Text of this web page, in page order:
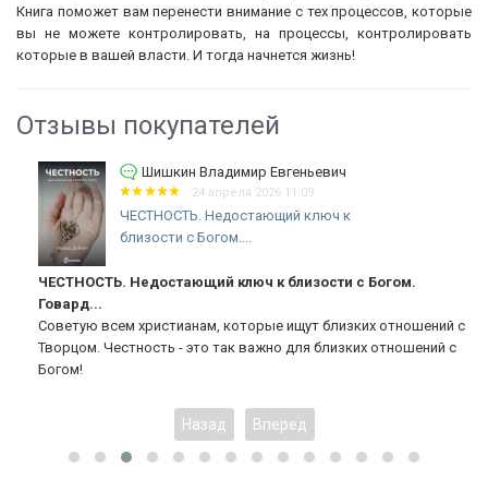
Книга поможет вам перенести внимание с тех процессов, которые
вы не можете контролировать, на процессы, контролировать
которые в вашей власти. И тогда начнется жизнь!
Отзывы покупателей
Шишкин Владимир Евгеньевич
24 апреля 2026 11:09
ЧЕСТНОСТЬ. Недостающий ключ к
близости с Богом....
ЧЕСТНОСТЬ. Недостающий ключ к близости с Богом.
Говард...
Советую всем христианам, которые ищут близких отношений с
Творцом. Честность - это так важно для близких отношений с
Богом!
Назад Вперед